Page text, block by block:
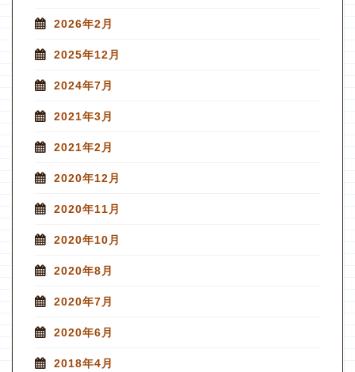
2026年2月
2025年12月
2024年7月
2021年3月
2021年2月
2020年12月
2020年11月
2020年10月
2020年8月
2020年7月
2020年6月
2018年4月